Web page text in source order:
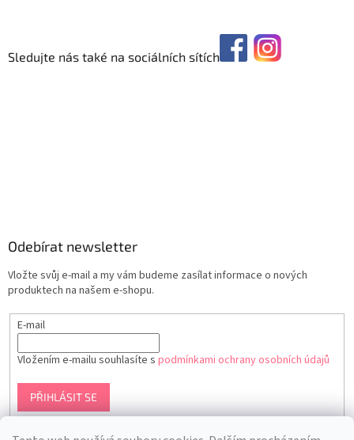
Sledujte nás také na sociálních sítích
Odebírat newsletter
Vložte svůj e-mail a my vám budeme zasílat informace o nových
produktech na našem e-shopu.
E-mail
Vložením e-mailu souhlasíte s podmínkami ochrany osobních údajů
PŘIHLÁSIT SE